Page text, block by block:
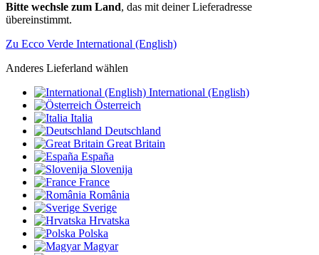
Bitte wechsle zum Land, das mit deiner Lieferadresse
übereinstimmt.
Zu Ecco Verde International (English)
Anderes Lieferland wählen
International (English)
Österreich
Italia
Deutschland
Great Britain
España
Slovenija
France
România
Sverige
Hrvatska
Polska
Magyar